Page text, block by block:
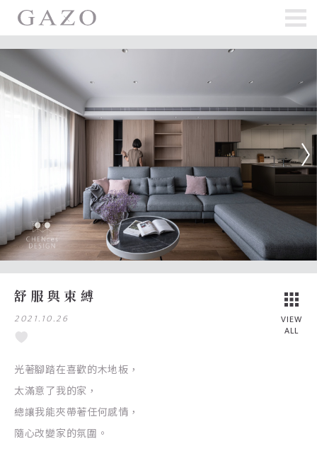
舒服與束縛
2021.10.26
VIEW
ALL
光著腳踏在喜歡的木地板，
太滿意了我的家，
總讓我能夾帶著任何感情，
隨心改變家的氛圍。